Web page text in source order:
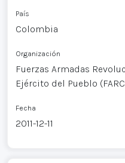
País
Colombia
Organización
Fuerzas Armadas
Ejército del Pueblo
Fecha
2011-12-11